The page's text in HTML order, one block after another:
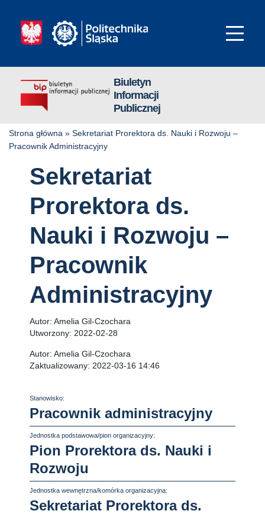
Biuletyn
Informacji
Publicznej
Strona główna » Sekretariat Prorektora ds. Nauki i Rozwoju –
Pracownik Administracyjny
Sekretariat
Prorektora ds.
Nauki i Rozwoju –
Pracownik
Administracyjny
Autor: Amelia Gil-Czochara
Utworzony: 2022-02-28
Autor: Amelia Gil-Czochara
Zaktualizowany: 2022-03-16 14:46
Stanowisko:
Pracownik administracyjny
Jednostka podstawowa/pion organizacyjny:
Pion Prorektora ds. Nauki i
Rozwoju
Jednostka wewnętrzna/komórka organizacyjna:
Sekretariat Prorektora ds.